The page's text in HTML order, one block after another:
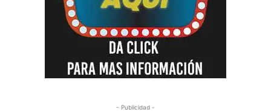
- Publicidad -